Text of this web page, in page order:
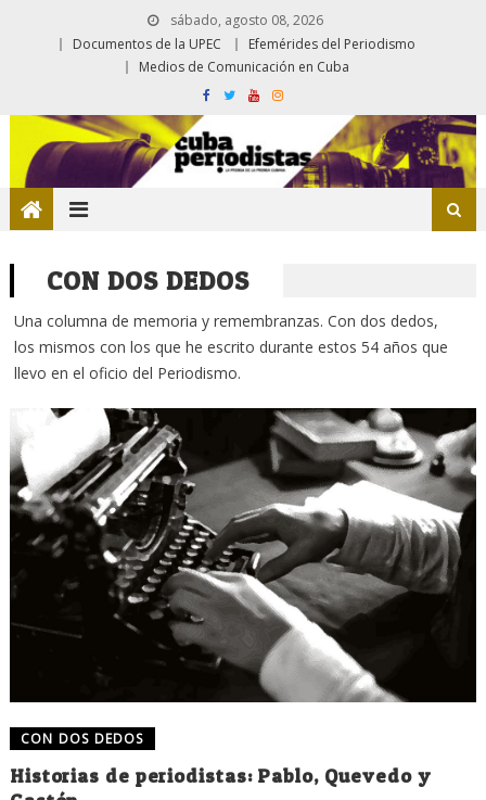
sábado, agosto 08, 2026
Documentos de la UPEC
Efemérides del Periodismo
Medios de Comunicación en Cuba
CON DOS DEDOS
Una columna de memoria y remembranzas. Con dos dedos,
los mismos con los que he escrito durante estos 54 años que
llevo en el oficio del Periodismo.
CON DOS DEDOS
Historias de periodistas: Pablo, Quevedo y